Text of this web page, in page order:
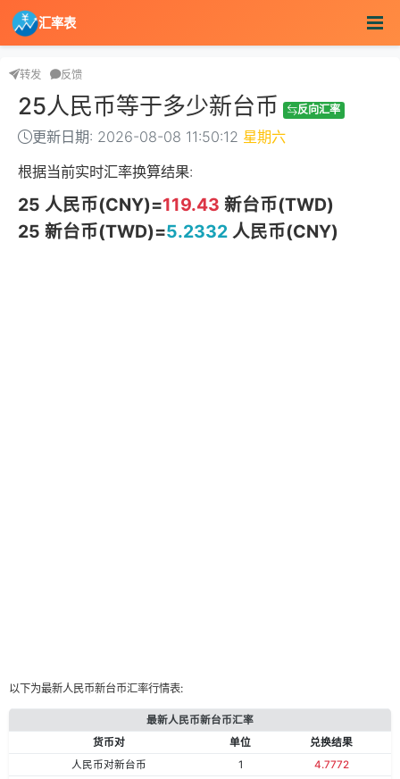
汇率表
转发 反馈
25人民币等于多少新台币 反向汇率
更新日期: 2026-08-08 11:50:12 星期六
根据当前实时汇率换算结果:
25 人民币(CNY)=119.43 新台币(TWD)
25 新台币(TWD)=5.2332人民币(CNY)
以下为最新人民币新台币汇率行情表:
最新人民币新台币汇率
货币对
单位
兑换结果
人民币对新台币
1
4.7772